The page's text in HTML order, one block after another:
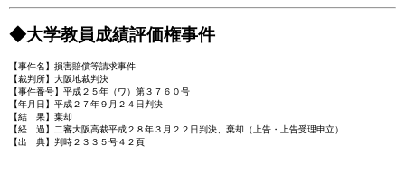
◆大学教員成績評価権事件
【事件名】損害賠償等請求事件
【裁判所】大阪地裁判決
【事件番号】平成２５年（ワ）第３７６０号
【年月日】平成２７年９月２４日判決
【結 果】棄却
【経 過】二審大阪高裁平成２８年３月２２日判決、棄却（上告・上告受理申立）
【出 典】判時２３３５号４２頁